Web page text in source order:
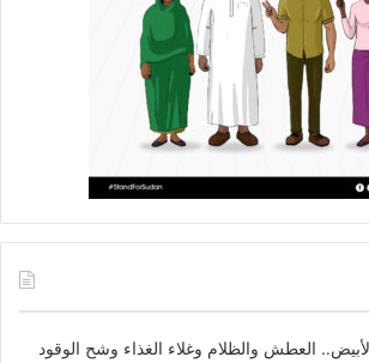
العطش والظلام وغلاء الغذاء وشح الوقود